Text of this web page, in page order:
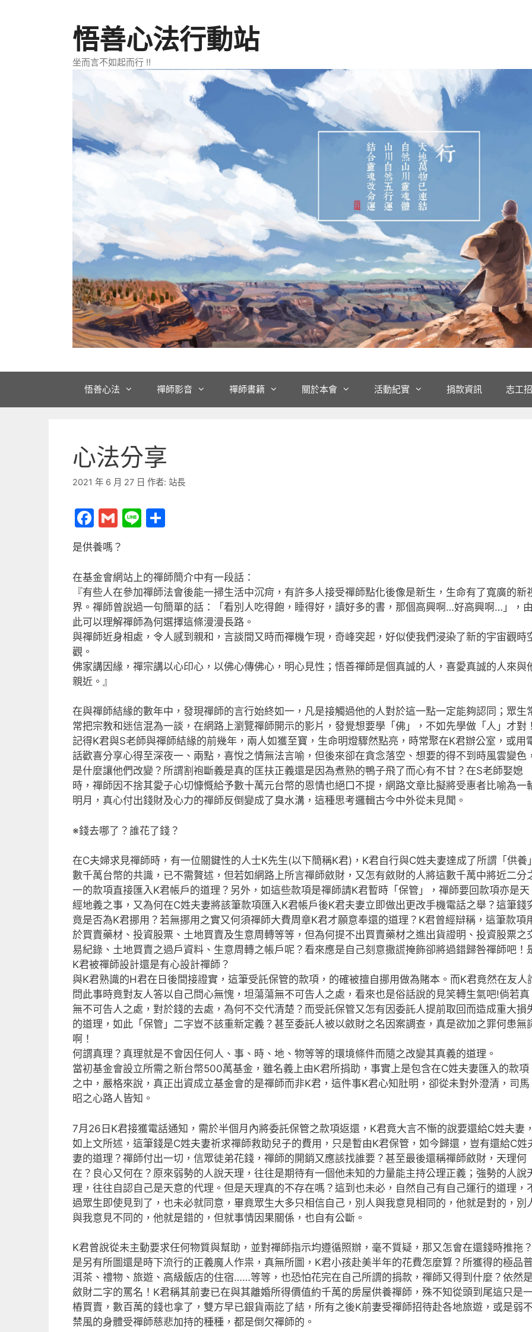
悟善心法行動站
坐而言不如起而行 !!
悟善心法 禪師影音 禪師書籍 關於本會 活動紀實 捐款資訊 志工
心法分享
2021 年 6 月 27 日 作者: 站長
F
a
c
e
b
o
o
G
m
ai
l
Li
是供養嗎？
在基金會網站上的禪師簡介中有一段話：
『有些人在參加禪師法會後能一掃生活中沉疴，有許多人接受禪師點化後像是新生，生命有了寬廣的新
界。禪師曾說過一句簡單的話：「看別人吃得飽，睡得好，讀好多的書，那個高興啊…好高興啊…」，由
此可以理解禪師為何選擇這條漫漫長路。
與禪師近身相處，令人感到親和，言談間又時而禪機乍現，奇峰突起，好似使我們浸染了新的宇宙觀時
觀。
佛家講因緣，禪宗講以心印心，以佛心傳佛心，明心見性；悟善禪師是個真誠的人，喜愛真誠的人來與
親近。』
在與禪師結緣的數年中，發現禪師的言行始終如一，凡是接觸過他的人對於這一點一定能夠認同；眾生
常把宗教和迷信混為一談，在網路上瀏覽禪師開示的影片，發覺想要學「佛」，不如先學做「人」才對！
記得K君與S老師與禪師結緣的前幾年，兩人如獲至寶，生命明燈驟然點亮，時常聚在K君辦公室，或用
話歡喜分享心得至深夜一、兩點，喜悅之情無法言喻，但後來卻在貪念落空、想要的得不到時風雲變色，
是什麼讓他們改變？所謂割袍斷義是真的匡扶正義還是因為煮熟的鴨子飛了而心有不甘？在S老師娶媳
時，禪師因不捨其愛子心切慷慨給予數十萬元台幣的恩情也絕口不提，網路文章比擬將受惠者比喻為一
明月，真心付出錢財及心力的禪師反倒變成了臭水溝，這種思考邏輯古今中外從未見聞。
※錢去哪了？誰花了錢？
在C夫婦求見禪師時，有一位關鍵性的人士K先生(以下簡稱K君)，K君自行與C姓夫妻達成了所謂「供養」
數千萬台幣的共識，已不需贅述，但若如網路上所言禪師斂財，又怎有斂財的人將這數千萬中將近二分
一的款項直接匯入K君帳戶的道理？另外，如這些款項是禪師請K君暫時「保管」，禪師要回款項亦是天
經地義之事，又為何在C姓夫妻將該筆款項匯入K君帳戶後K君夫妻立即做出更改手機電話之舉？這筆錢
竟是否為K君挪用？若無挪用之實又何須禪師大費周章K君才願意奉還的道理？K君曾經辯稱，這筆款項
於買賣藥材、投資股票、土地買賣及生意周轉等等，但為何提不出買賣藥材之進出貨證明、投資股票之
易紀錄、土地買賣之過戶資料、生意周轉之帳戶呢？看來應是自己刻意撒謊掩飾卻將過錯歸咎禪師吧！
K君被禪師設計還是有心設計禪師？
與K君熟識的H君在日後間接證實，這筆受託保管的款項，的確被擅自挪用做為賭本。而K君竟然在友人
問此事時竟對友人答以自己問心無愧，坦蕩蕩無不可告人之處，看來也是俗話說的見笑轉生氣吧!倘若真
無不可告人之處，對於錢的去處，為何不交代清楚？而受託保管又怎有因委託人提前取回而造成重大損
的道理，如此「保管」二字豈不該重新定義？甚至委託人被以斂財之名因案調查，真是欲加之罪何患無
啊！
何謂真理？真理就是不會因任何人、事、時、地、物等等的環境條件而隨之改變其真義的道理。
當初基金會設立所需之新台幣500萬基金，雖名義上由K君所捐助，事實上是包含在C姓夫妻匯入的款項
之中，嚴格來說，真正出資成立基金會的是禪師而非K君，這件事K君心知肚明，卻從未對外澄清，司馬
昭之心路人皆知。
7月26日K君接獲電話通知，需於半個月內將委託保管之款項返還，K君竟大言不慚的說要還給C姓夫妻，
如上文所述，這筆錢是C姓夫妻祈求禪師救助兒子的費用，只是暫由K君保管，如今歸還，豈有還給C姓
妻的道理？禪師付出一切，信眾徒弟花錢，禪師的開銷又應該找誰要？甚至最後還稱禪師斂財，天理何
在？良心又何在？原來弱勢的人說天理，往往是期待有一個他未知的力量能主持公理正義；強勢的人說
理，往往自認自己是天意的代理。但是天理真的不存在嗎？這到也未必，自然自己有自己運行的道理，
過眾生即使見到了，也未必就同意，畢竟眾生大多只相信自己，別人與我意見相同的，他就是對的，別
與我意見不同的，他就是錯的，但就事情因果關係，也自有公斷。
K君曾說從未主動要求任何物質與幫助，並對禪師指示均遵循照辦，毫不質疑，那又怎會在還錢時推拖？
是另有所圖還是時下流行的正義魔人作祟，真無所圖，K君小孩赴美半年的花費怎麼算？所獲得的極品
洱茶、禮物、旅遊、高級飯店的住宿……等等，也恐怕花完在自己所謂的捐款，禪師又得到什麼？依然是
斂財二字的罵名！K君稱其前妻已在與其離婚所得價值約千萬的房屋供養禪師，殊不知從頭到尾這只是
樁買賣，數百萬的錢也拿了，雙方早已銀貨兩訖了結，所有之後K前妻受禪師招待赴各地旅遊，或是弱不
禁風的身體受禪師慈悲加持的種種，都是倒欠禪師的。